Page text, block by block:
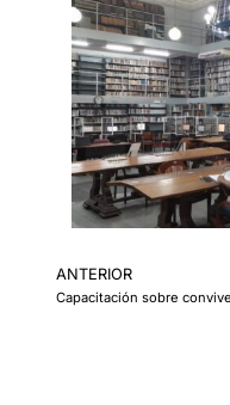
ANTERIOR